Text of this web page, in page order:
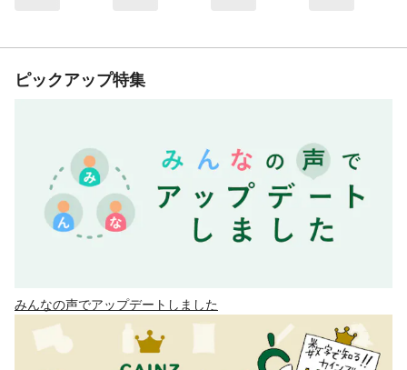
ピックアップ特集
みんなの声でアップデートしました